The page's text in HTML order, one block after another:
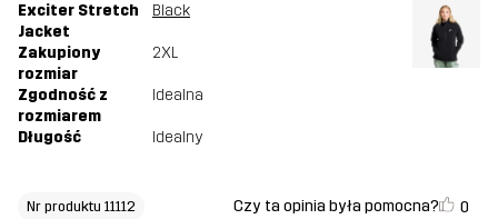
Exciter Stretch
Jacket
Black
Zakupiony
rozmiar
2XL
Zgodność z
rozmiarem
Idealna
Długość Idealny
Nr produktu 11112 Czy ta opinia była pomocna? 0